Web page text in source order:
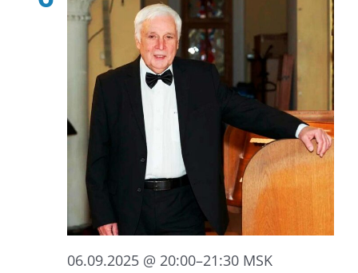
06.09.2025 @ 20:00–21:30 MSK